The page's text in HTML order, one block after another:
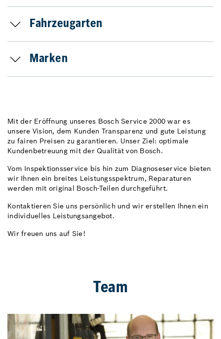
Fahrzeugarten
Marken
Mit der Eröffnung unseres Bosch Service 2000 war es
unsere Vision, dem Kunden Transparenz und gute Leistung
zu fairen Preisen zu garantieren. Unser Ziel: optimale
Kundenbetreuung mit der Qualität von Bosch.
Vom Inspektionsservice bis hin zum Diagnoseservice bieten
wir Ihnen ein breites Leistungsspektrum, Reparaturen
werden mit original Bosch-Teilen durchgeführt.
Kontaktieren Sie uns persönlich und wir erstellen Ihnen ein
individuelles Leistungsangebot.
Wir freuen uns auf Sie!
Team